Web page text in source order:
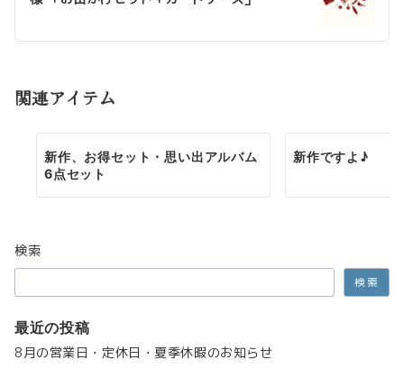
シ
ン
関連アイテム
新作、お得セット・思い出アルバム
6点セット
新作ですよ♪
検索
検索
最近の投稿
8月の営業日・定休日・夏季休暇のお知らせ